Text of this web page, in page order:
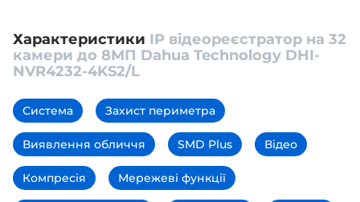
Характеристики IP відеореєстратор на 32
камери до 8МП Dahua Technology DHI-
NVR4232-4KS2/L
Система Захист периметра
Виявлення обличчя SMD Plus Відео
Компресія Мережеві функції